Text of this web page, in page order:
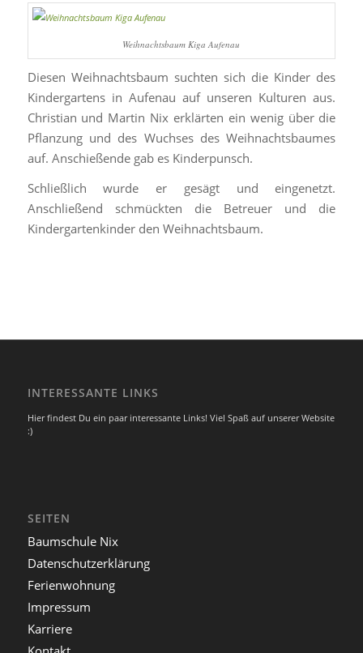
Weihnachtsbaum Kiga Aufenau
Diesen Weihnachtsbaum suchten sich die Kinder des
Kindergartens in Aufenau auf unseren Kulturen aus.
Christian und Martin Nix erklärten ein wenig über die
Pflanzung und des Wuchses des Weihnachtsbaumes
auf. Anschießende gab es Kinderpunsch.
Schließlich wurde er gesägt und eingenetzt.
Anschließend schmückten die Betreuer und die
Kindergartenkinder den Weihnachtsbaum.
INTERESSANTE LINKS
Hier findest Du ein paar interessante Links! Viel Spaß auf unserer Website
:)
SEITEN
Baumschule Nix
Datenschutzerklärung
Ferienwohnung
Impressum
Karriere